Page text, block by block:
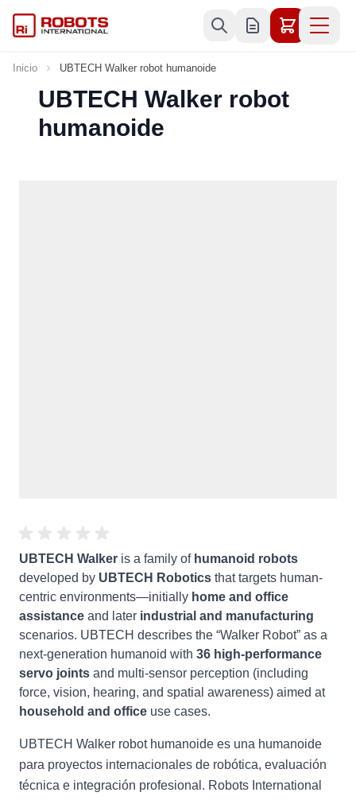
Inicio UBTECH Walker robot humanoide
UBTECH Walker robot
humanoide
UBTECH Walker is a family of humanoid robots
developed by UBTECH Robotics that targets human-
centric environments—initially home and office
assistance and later industrial and manufacturing
scenarios. UBTECH describes the “Walker Robot” as a
next-generation humanoid with 36 high-performance
servo joints and multi-sensor perception (including
force, vision, hearing, and spatial awareness) aimed at
household and office use cases.
UBTECH Walker robot humanoide es una humanoide
para proyectos internacionales de robótica, evaluación
técnica e integración profesional. Robots International